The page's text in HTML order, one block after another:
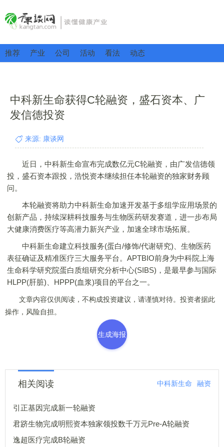
推荐 产业 公司 活动 看法 动态
中科新生命获得C轮融资，盛石资本、广
发信德投资
来源: 康谈网
近日，中科新生命宣布完成数亿元C轮融资，由广发信德领
投，盛石资本跟投，浩悦资本继续担任本轮融资的独家财务顾
问。
本轮融资将助力中科新生命加速开发基于多组学应用场景的
创新产品，持续深耕科技服务与生物医药研发赛道，进一步布局
大健康消费医疗等高潜力新兴产业，加速全球市场拓展。
中科新生命建立科技服务(蛋白/修饰/代谢研究)、生物医药
表征确证及精准医疗三大服务平台。APTBIO前身为中科院上海
生命科学研究院蛋白质组研究分析中心(SIBS)，是最早参与国际
HLPP(肝脏)、HPPP(血浆)项目的平台之一。
文章内容仅供阅读，不构成投资建议，请谨慎对待。投资者据此
操作，风险自担。
生成海报
相关阅读 中科新生命 融资
引正基因完成新一轮融资
君跻生物完成明熙资本独家领投数千万元Pre-A轮融资
逸超医疗完成B轮融资